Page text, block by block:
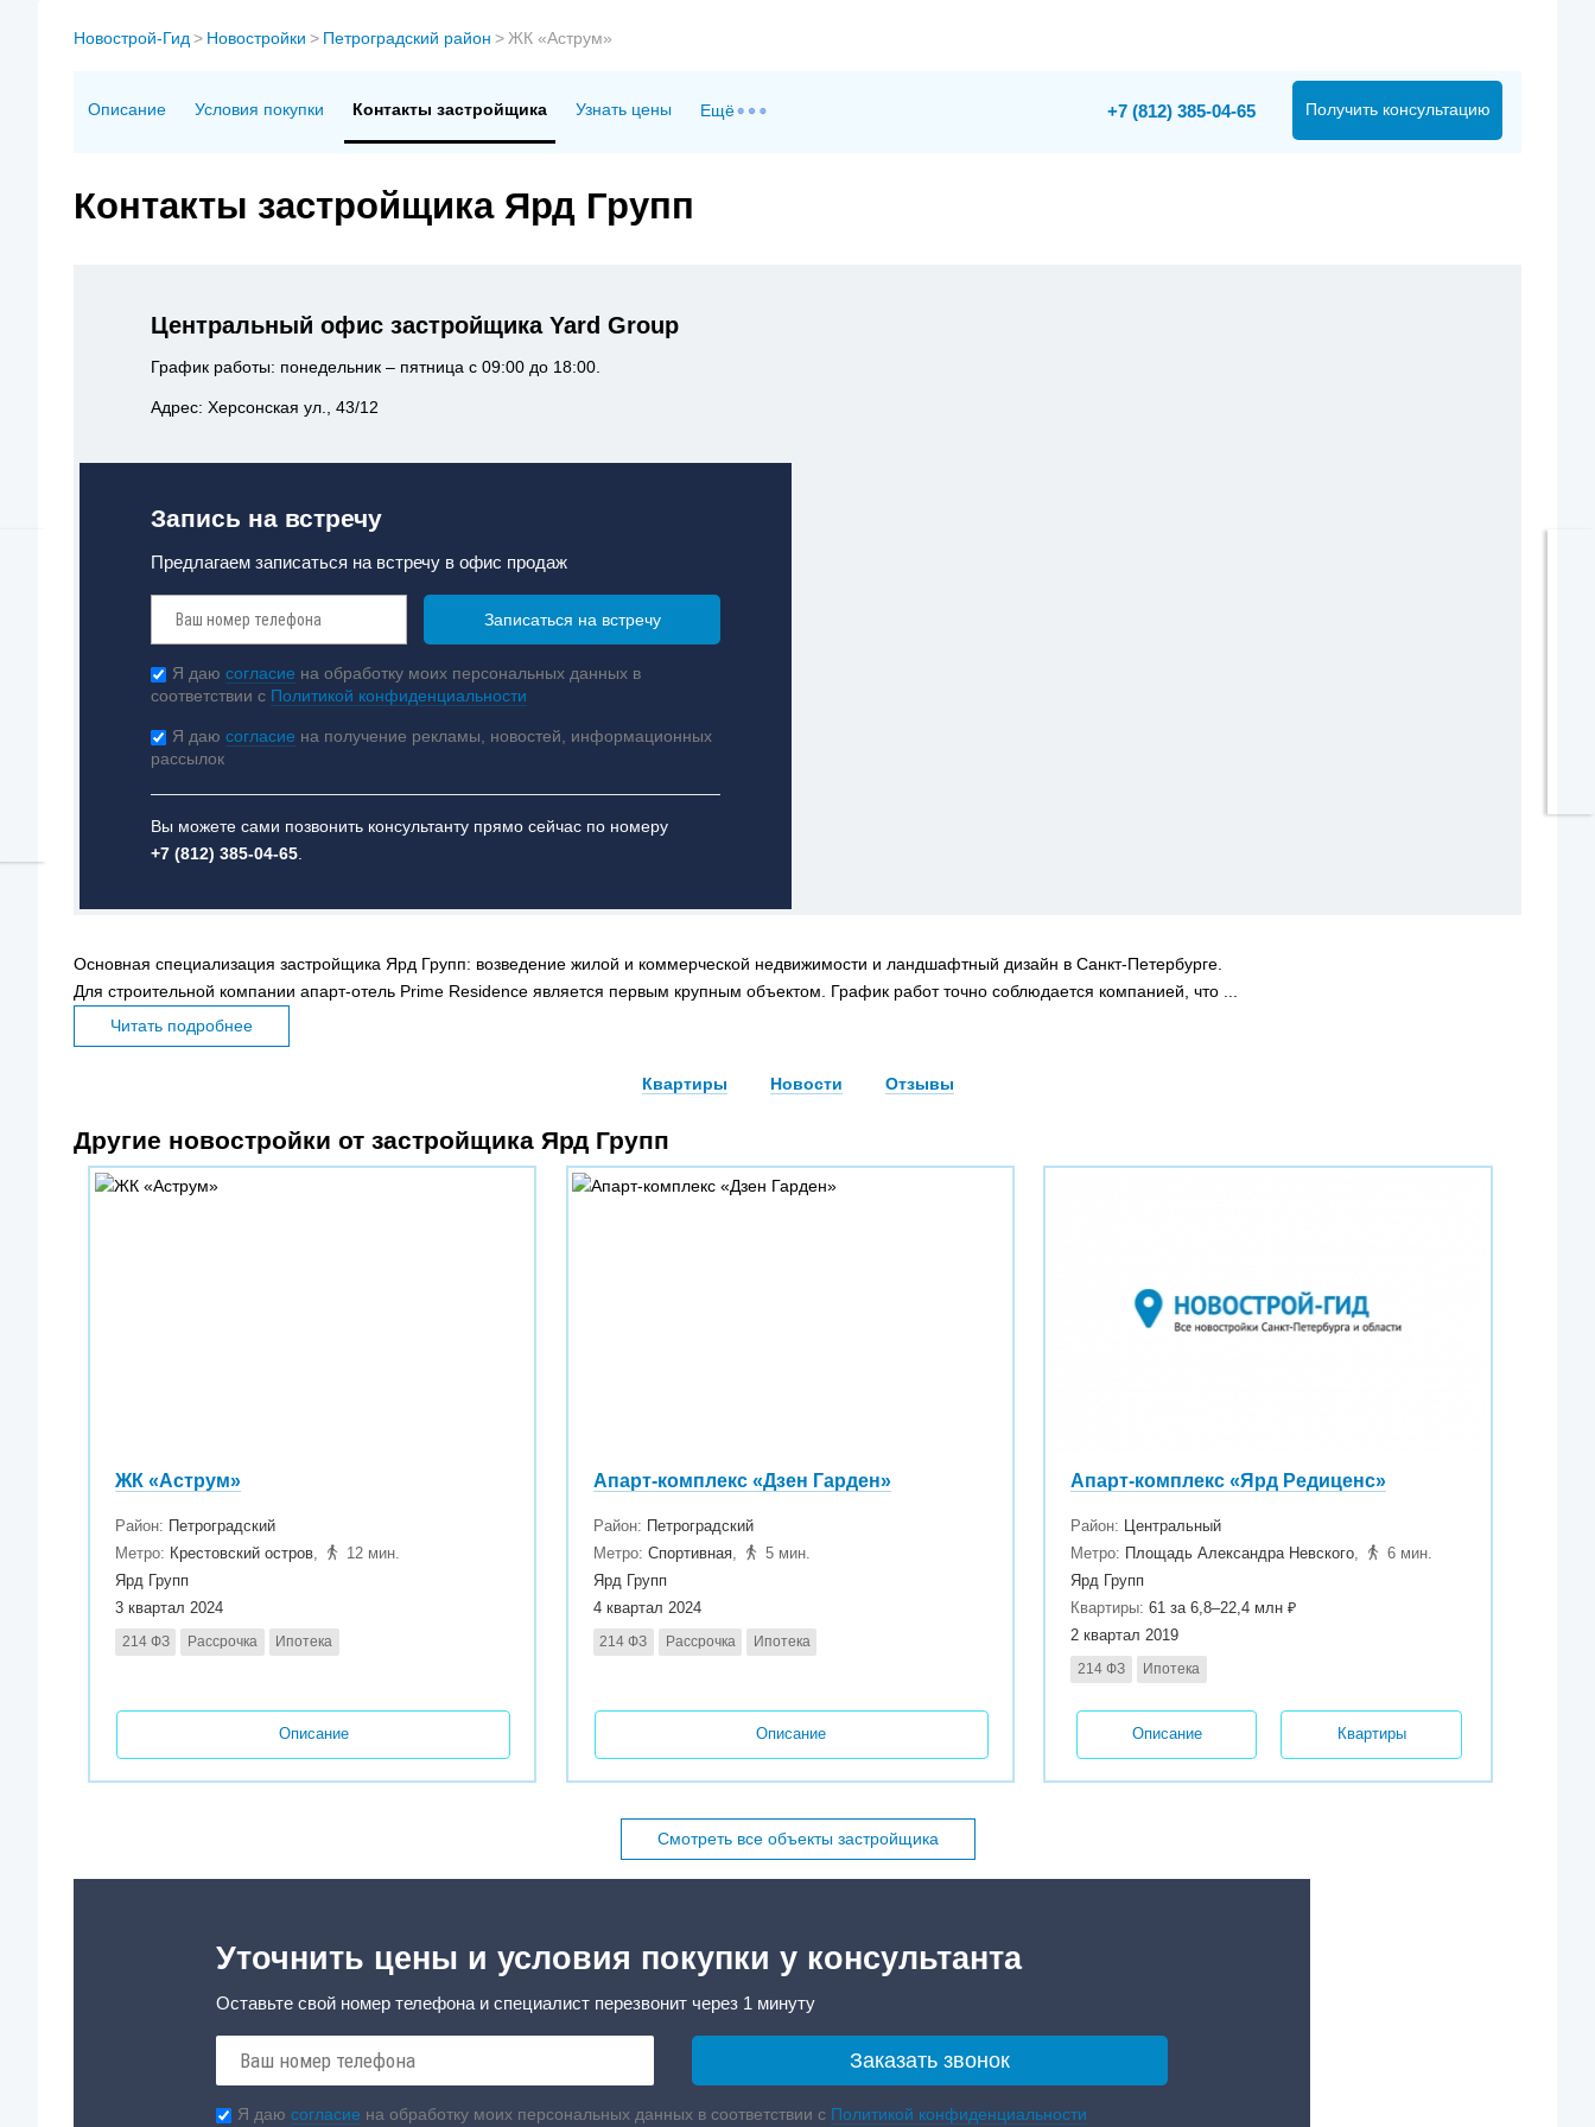
Новострой-Гид > Новостройки > Петроградский район > ЖК «Аструм»
Описание Условия покупки Контакты застройщика Узнать цены Ещё Получить консультацию
+7 (812) 385-04-65
Контакты застройщика Ярд Групп
Центральный офис застройщика Yard Group
График работы: понедельник – пятница с 09:00 до 18:00.
Адрес: Херсонская ул., 43/12
Запись на встречу
Предлагаем записаться на встречу в офис продаж
Я даю согласие на обработку моих персональных данных в
соответствии с Политикой конфиденциальности
Я даю согласие на получение рекламы, новостей, информационных
рассылок
Вы можете сами позвонить консультанту прямо сейчас по номеру
+7 (812) 385-04-65.
Основная специализация застройщика Ярд Групп: возведение жилой и коммерческой недвижимости и ландшафтный дизайн в Санкт-Петербурге.
Для строительной компании апарт-отель Prime Residence является первым крупным объектом. График работ точно соблюдается компанией, что ...
Читать подробнее
Квартиры Новости Отзывы
Другие новостройки от застройщика Ярд Групп
ЖК «Аструм»
Район:
Петроградский
Метро: Крестовский остров,
12 мин.
Ярд Групп
3 квартал 2024
214 ФЗ
Рассрочка Ипотека
Описание
Апарт-комплекс «Дзен Гарден»
Район:
Петроградский
Метро: Спортивная,
5 мин.
Ярд Групп
4 квартал 2024
214 ФЗ
Рассрочка Ипотека
Описание
Апарт-комплекс «Ярд Редиценс»
Район: Центральный
Метро:
Площадь Александра Невского,
6 мин.
Ярд Групп
Квартиры:61 за 6,8–22,4 млн ₽
2 квартал 2019
214 ФЗ
Ипотека
Описание Квартиры
Смотреть все объекты застройщика
Уточнить цены и условия покупки у консультанта
Оставьте свой номер телефона и специалист перезвонит через 1 минуту
Я даю согласие на обработку моих персональных данных в соответствии с Политикой конфиденциальности